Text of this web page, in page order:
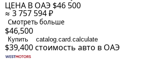
ЦЕНА В ОАЭ $46 500
≈ 3 757 594 ₽
Смотреть больше
$46,500
Купить catalog.card.calculate
$39,400стоимость авто в ОАЭ